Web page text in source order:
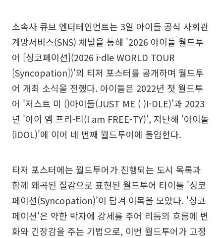
소속사 큐브 엔터테인먼트는 3일 아이들 공식 사회관
계망서비스(SNS) 채널을 통해 '2026 아이들 월드투
어 [싱코페이션](2026 i-dle WORLD TOUR
[Syncopation])'의 티저 포스터를 공개하며 월드투
어 개최 소식을 전했다. 아이들은 2022년 첫 월드투
어 '저스트 미 ()아이들(JUST ME ( )I-DLE)'과 2023
년 '아이 엠 프리-티(I am FREE-TY)', 지난해 '아이돌
(iDOL)'에 이어 네 번째 월드투어에 돌입한다.
티저 포스터에는 월드투어가 진행되는 도시 목록과
함께 왜곡된 질감으로 표현된 월드투어 타이틀 '싱코
페이션(Syncopation)'이 담겨 이목을 모았다. '싱코
페이션'은 약한 박자에 강세를 주어 리듬의 흐름에 변
화와 긴장감을 주는 기법으로, 이번 월드투어가 고정